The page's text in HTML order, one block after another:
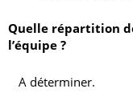
Quelle répartition
l’équipe ?
A déterminer.